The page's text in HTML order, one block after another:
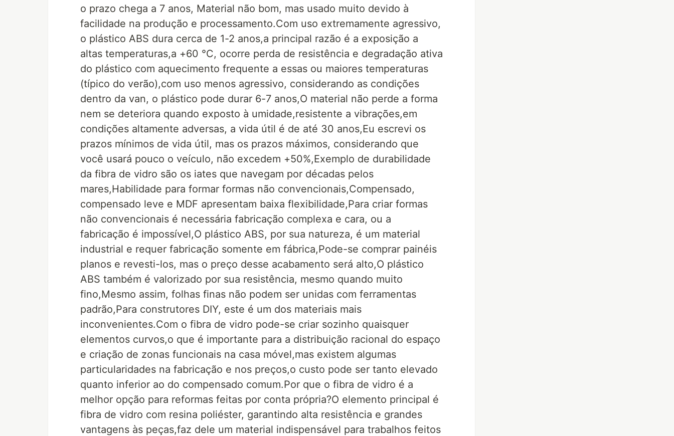
o prazo chega a 7 anos, Material não bom, mas usado muito devido à
facilidade na produção e processamento.Com uso extremamente agressivo,
o plástico ABS dura cerca de 1-2 anos,a principal razão é a exposição a
altas temperaturas,a +60 °C, ocorre perda de resistência e degradação ativa
do plástico com aquecimento frequente a essas ou maiores temperaturas
(típico do verão),com uso menos agressivo, considerando as condições
dentro da van, o plástico pode durar 6-7 anos,O material não perde a forma
nem se deteriora quando exposto à umidade,resistente a vibrações,em
condições altamente adversas, a vida útil é de até 30 anos,Eu escrevi os
prazos mínimos de vida útil, mas os prazos máximos, considerando que
você usará pouco o veículo, não excedem +50%,Exemplo de durabilidade
da fibra de vidro são os iates que navegam por décadas pelos
mares,Habilidade para formar formas não convencionais,Compensado,
compensado leve e MDF apresentam baixa flexibilidade,Para criar formas
não convencionais é necessária fabricação complexa e cara, ou a
fabricação é impossível,O plástico ABS, por sua natureza, é um material
industrial e requer fabricação somente em fábrica,Pode-se comprar painéis
planos e revesti-los, mas o preço desse acabamento será alto,O plástico
ABS também é valorizado por sua resistência, mesmo quando muito
fino,Mesmo assim, folhas finas não podem ser unidas com ferramentas
padrão,Para construtores DIY, este é um dos materiais mais
inconvenientes.Com o fibra de vidro pode-se criar sozinho quaisquer
elementos curvos,o que é importante para a distribuição racional do espaço
e criação de zonas funcionais na casa móvel,mas existem algumas
particularidades na fabricação e nos preços,o custo pode ser tanto elevado
quanto inferior ao do compensado comum.Por que o fibra de vidro é a
melhor opção para reformas feitas por conta própria?O elemento principal é
fibra de vidro com resina poliéster, garantindo alta resistência e grandes
vantagens às peças,faz dele um material indispensável para trabalhos feitos